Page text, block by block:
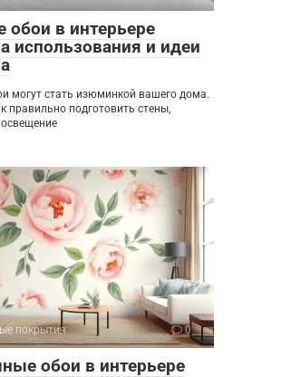
обои в интерьере
использования и идеи
могут стать изюминкой вашего дома.
правильно подготовить стены,
покрытия 0
обои в интерьере